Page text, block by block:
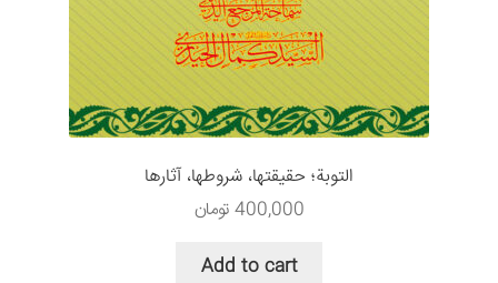
درباره ما
سبد خرید
قوانین و مقررات
التوبة؛ حقيقتها، شروطها، آثارها
400,000 تومان
Add to cart